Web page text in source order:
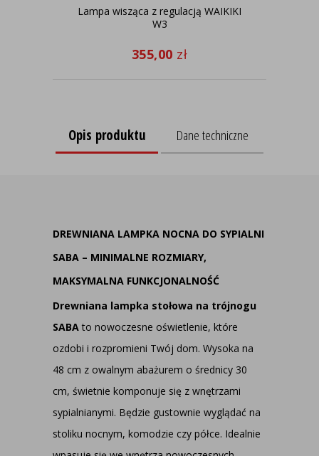
Lampa wisząca z regulacją WAIKIKI
W3
355,00 zł
Opis produktu Dane techniczne
DREWNIANA LAMPKA NOCNA DO SYPIALNI
SABA – MINIMALNE ROZMIARY,
MAKSYMALNA FUNKCJONALNOŚĆ
Drewniana lampka stołowa na trójnogu
SABAto nowoczesne oświetlenie, które
ozdobi i rozpromieni Twój dom. Wysoka na
48 cm z owalnym abażurem o średnicy 30
cm, świetnie komponuje się z wnętrzami
sypialnianymi. Będzie gustownie wyglądać na
stoliku nocnym, komodzie czy półce. Idealnie